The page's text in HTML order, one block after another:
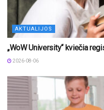
AKTUALIJOS
„WoW University“ kviečia
2026-08-06